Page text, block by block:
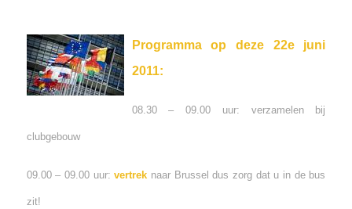
Programma op deze 22e juni
2011:
08.30 – 09.00 uur: verzamelen bij
clubgebouw
09.00 – 09.00 uur:vertrek naar Brussel dus zorg dat u in de bus
zit!